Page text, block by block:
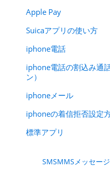
Apple Pay
Suicaアプリの使い方
iphone電話
iphone電話の割込み通
ン）
iphoneメール
iphoneの着信拒否設定
標準アプリ
SMSMMSメッセージ